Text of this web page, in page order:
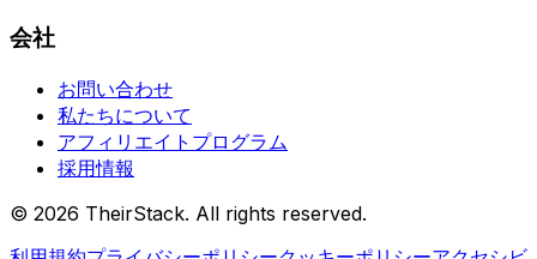
会社
お問い合わせ
私たちについて
アフィリエイトプログラム
採用情報
© 2026 TheirStack. All rights reserved.